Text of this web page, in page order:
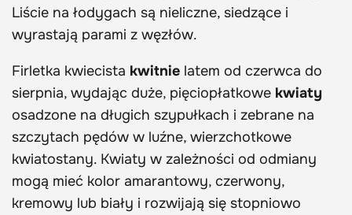
Liście na łodygach są nieliczne, siedzące i
wyrastają parami z węzłów.
Firletka kwiecista kwitnie latem od czerwca do
sierpnia, wydając duże, pięciopłatkowe kwiaty
osadzone na długich szypułkach i zebrane na
szczytach pędów w luźne, wierzchotkowe
kwiatostany. Kwiaty w zależności od odmiany
mogą mieć kolor amarantowy, czerwony,
kremowy lub biały i rozwijają się stopniowo